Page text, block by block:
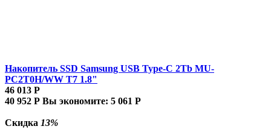
Накопитель SSD Samsung USB Type-C 2Tb MU-
PC2T0H/WW T7 1.8"
46 013 Р
40 952 Р Вы экономите: 5 061 Р
Скидка 13%